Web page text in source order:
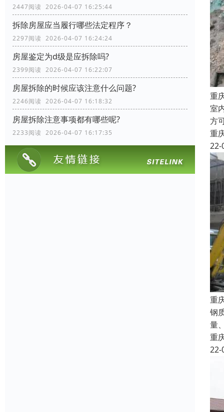
2447阅读 2026-04-07 16:25:44
拆除房屋应当履行哪些法定程序？
2297阅读 2026-04-07 16:24:24
房屋鉴定为d级是应拆除吗?
2399阅读 2026-04-07 16:22:07
房屋拆除的时候应该注意什么问题?
2246阅读 2026-04-07 16:18:32
房屋拆除注意事项都有哪些呢?
2233阅读 2026-04-07 16:17:35
重
室
方
重
22-
重
钢
量
重
22-